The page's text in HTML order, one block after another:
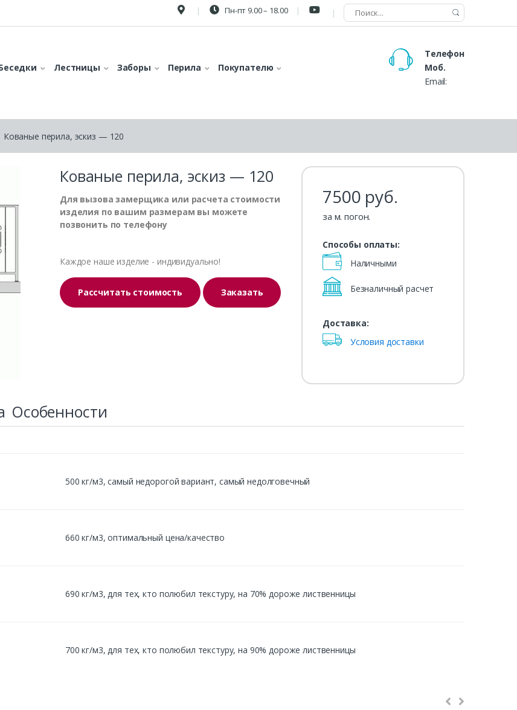
Пн-пт 9.00 – 18.00
Лестницы Заборы Перила Покупателю
Телефон
Моб.
Email:
Кованые перила, эскиз — 120
Кованые перила, эскиз — 120
Для вызова замерщика или расчета стоимости
изделия по вашим размерам вы можете
позвонить по телефону
Каждое наше изделие - индивидуально!
Рассчитать стоимость Заказать
7500 руб.
за м. погон.
Способы оплаты:
Наличными
Безналичный расчет
Доставка:
Условия доставки
Особенности
500 кг/м3, cамый недорогой вариант, самый недолговечный
660 кг/м3, оптимальный цена/качество
690 кг/м3, для тех, кто полюбил текстуру, на 70% дороже лиственницы
700 кг/м3, для тех, кто полюбил текстуру, на 90% дороже лиственницы